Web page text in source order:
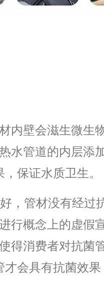
内壁会滋生微生
水管道的内层添
保证水质卫生。
，管材没有经过
行概念上的虚假
得消费者对抗菌
会具有抗菌效果